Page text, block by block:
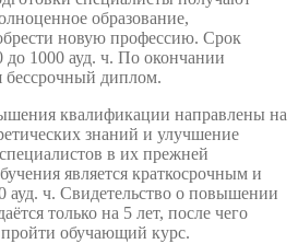
образование,
новую профессию. Срок
1000 ауд. ч. По окончании
бессрочный диплом.
квалификации направлены на
знаний и улучшение
в их прежней
является краткосрочным и
ауд. ч. Свидетельство о повышении
только на 5 лет, после чего
обучающий курс.